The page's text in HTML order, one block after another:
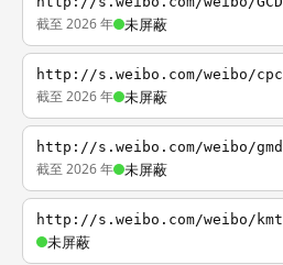
截至 2026 年 未屏蔽
http://s.weibo.com/weibo/cpc
截至 2026 年 未屏蔽
http://s.weibo.com/weibo/gmd
截至 2026 年 未屏蔽
http://s.weibo.com/weibo/kmt
未屏蔽